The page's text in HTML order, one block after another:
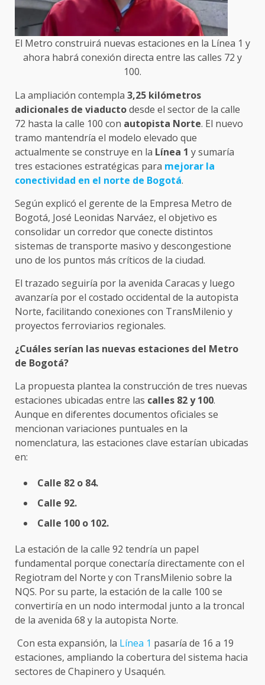
El Metro construirá nuevas estaciones en la Línea 1 y
ahora habrá conexión directa entre las calles 72 y
100.
La ampliación contempla 3,25 kilómetros
adicionales de viaductodesde el sector de la calle
72 hasta la calle 100 con autopista Norte. El nuevo
tramo mantendría el modelo elevado que
actualmente se construye en la Línea 1 y sumaría
tres estaciones estratégicas para mejorar la
conectividad en el norte de Bogotá.
Según explicó el gerente de la Empresa Metro de
Bogotá, José Leonidas Narváez, el objetivo es
consolidar un corredor que conecte distintos
sistemas de transporte masivo y descongestione
uno de los puntos más críticos de la ciudad.
El trazado seguiría por la avenida Caracas y luego
avanzaría por el costado occidental de la autopista
Norte, facilitando conexiones con TransMilenio y
proyectos ferroviarios regionales.
¿Cuáles serían las nuevas estaciones del Metro
de Bogotá?
La propuesta plantea la construcción de tres nuevas
estaciones ubicadas entre las calles 82 y 100.
Aunque en diferentes documentos oficiales se
mencionan variaciones puntuales en la
nomenclatura, las estaciones clave estarían ubicadas
en:
Calle 82 o 84.
Calle 92.
Calle 100 o 102.
La estación de la calle 92 tendría un papel
fundamental porque conectaría directamente con el
Regiotram del Norte y con TransMilenio sobre la
NQS. Por su parte, la estación de la calle 100 se
convertiría en un nodo intermodal junto a la troncal
de la avenida 68 y la autopista Norte.
Con esta expansión, la Línea 1 pasaría de 16 a 19
estaciones, ampliando la cobertura del sistema hacia
sectores de Chapinero y Usaquén.